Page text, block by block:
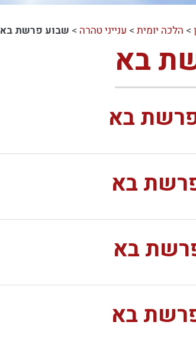
> הלכה יומית> ענייני טהרה > שבוע פרשת בא
בא
בא
בא
בא
בא